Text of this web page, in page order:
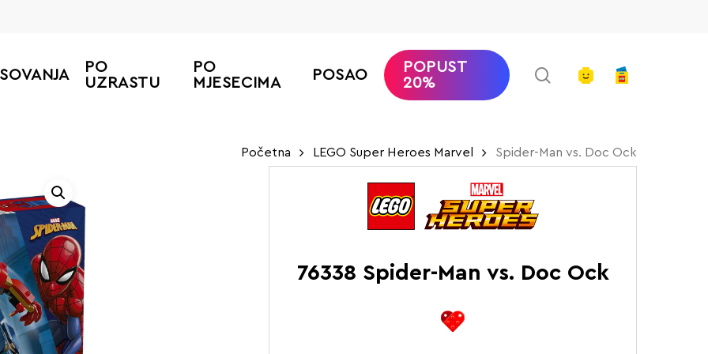
PO
UZRASTU
PO
MJESECIMA
POSAO
POPUST
20%
searchaccount
Početna LEGO Super Heroes Marvel Spider-Man vs. Doc Ock
76338 Spider-Man vs. Doc Ock